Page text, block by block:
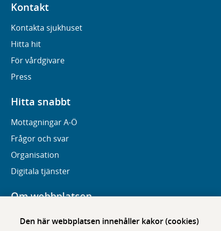
Den här webbplatsen innehåller kakor (cookies)
Kontakt
Kontakta sjukhuset
Hitta hit
För vårdgivare
Press
Hitta snabbt
Mottagningar A-Ö
Frågor och svar
Organisation
Digitala tjänster
Om webbplatsen
Om karolinska.se